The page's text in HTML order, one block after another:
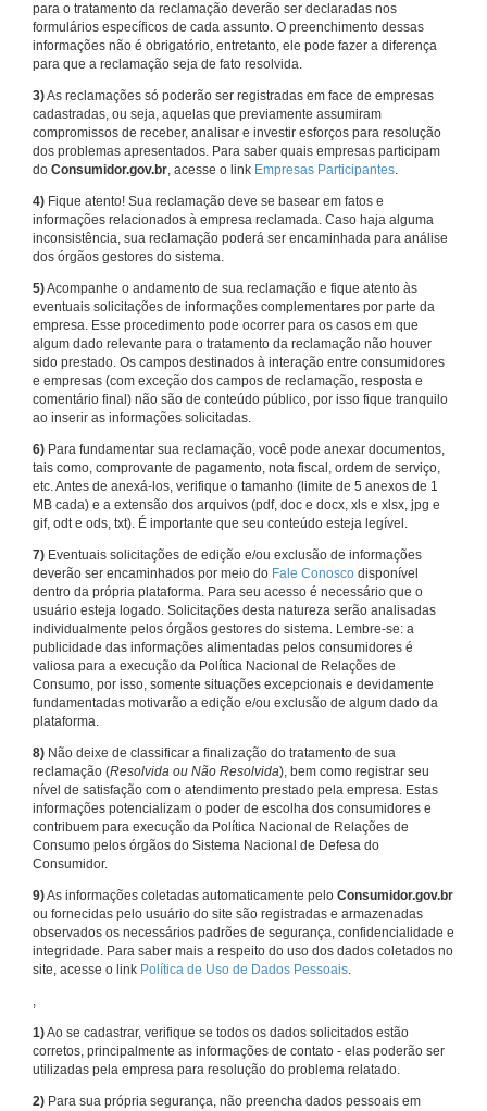
para o tratamento da reclamação deverão ser declaradas nos
formulários específicos de cada assunto. O preenchimento dessas
informações não é obrigatório, entretanto, ele pode fazer a diferença
para que a reclamação seja de fato resolvida.
3)As reclamações só poderão ser registradas em face de empresas
cadastradas, ou seja, aquelas que previamente assumiram
compromissos de receber, analisar e investir esforços para resolução
dos problemas apresentados. Para saber quais empresas participam
do Consumidor.gov.br, acesse o link Empresas Participantes.
4) Fique atento! Sua reclamação deve se basear em fatos e
informações relacionados à empresa reclamada. Caso haja alguma
inconsistência, sua reclamação poderá ser encaminhada para análise
dos órgãos gestores do sistema.
5)Acompanhe o andamento de sua reclamação e fique atento às
eventuais solicitações de informações complementares por parte da
empresa. Esse procedimento pode ocorrer para os casos em que
algum dado relevante para o tratamento da reclamação não houver
sido prestado. Os campos destinados à interação entre consumidores
e empresas (com exceção dos campos de reclamação, resposta e
comentário final) não são de conteúdo público, por isso fique tranquilo
ao inserir as informações solicitadas.
6) Para fundamentar sua reclamação, você pode anexar documentos,
tais como, comprovante de pagamento, nota fiscal, ordem de serviço,
etc. Antes de anexá-los, verifique o tamanho (limite de 5 anexos de 1
MB cada) e a extensão dos arquivos (pdf, doc e docx, xls e xlsx, jpg e
gif, odt e ods, txt). É importante que seu conteúdo esteja legível.
7) Eventuais solicitações de edição e/ou exclusão de informações
deverão ser encaminhados por meio do Fale Conosco disponível
dentro da própria plataforma. Para seu acesso é necessário que o
usuário esteja logado. Solicitações desta natureza serão analisadas
individualmente pelos órgãos gestores do sistema. Lembre-se: a
publicidade das informações alimentadas pelos consumidores é
valiosa para a execução da Política Nacional de Relações de
Consumo, por isso, somente situações excepcionais e devidamente
fundamentadas motivarão a edição e/ou exclusão de algum dado da
plataforma.
8) Não deixe de classificar a finalização do tratamento de sua
reclamação (Resolvida ou Não Resolvida), bem como registrar seu
nível de satisfação com o atendimento prestado pela empresa. Estas
informações potencializam o poder de escolha dos consumidores e
contribuem para execução da Política Nacional de Relações de
Consumo pelos órgãos do Sistema Nacional de Defesa do
Consumidor.
9)As informações coletadas automaticamente pelo Consumidor.gov.br
ou fornecidas pelo usuário do site são registradas e armazenadas
observados os necessários padrões de segurança, confidencialidade e
integridade. Para saber mais a respeito do uso dos dados coletados no
site, acesse o link Política de Uso de Dados Pessoais.
,
1)Ao se cadastrar, verifique se todos os dados solicitados estão
corretos, principalmente as informações de contato - elas poderão ser
utilizadas pela empresa para resolução do problema relatado.
2) Para sua própria segurança, não preencha dados pessoais em